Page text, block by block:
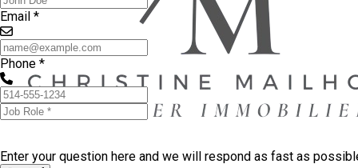
Email *
Phone *
Enter your question here and we will respond as fast as